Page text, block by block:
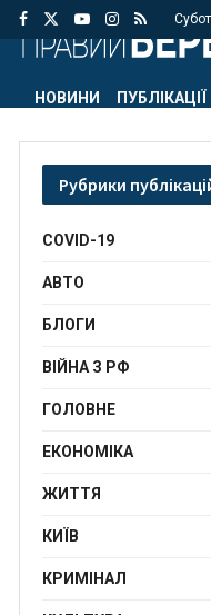
НОВИНИ ПУБЛІКАЦІЇ
Рубрики
COVID-19
АВТО
БЛОГИ
ВІЙНА З РФ
ГОЛОВНЕ
ЕКОНОМІКА
ЖИТТЯ
КИЇВ
КРИМІНАЛ